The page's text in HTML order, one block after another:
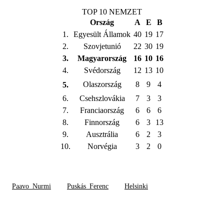
TOP 10 NEMZET
Ország
A E
B
1.
Egyesült Államok 40 19 17
2.
Szovjetunió 22 30 19
3.
Magyarország 16 10 16
4.
Svédország 12 13 10
5.
Olaszország 8 9
4
6.
Csehszlovákia 7 3
3
7.
Franciaország 6 6
6
8.
Finnország 6 3
13
9.
Ausztrália 6 2
3
10.
Norvégia 3 2 0
Paavo_Nurmi Puskás_Ferenc Helsinki